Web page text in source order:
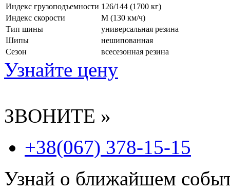
Индекс грузоподъемности 126/144 (1700 кг)
Индекс скорости
M (130 км/ч)
Тип шины
универсальная резина
Шипы
нешипованная
Сезон
всесезонная резина
Узнайте цену
ЗВОНИТЕ »
+38(067) 378-15-15
Узнай о ближайшем